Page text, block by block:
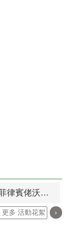
里長文康新體驗｜麗星郵輪 3 天 2 夜 菲律賓佬沃之旅
更多 活動花絮 ›